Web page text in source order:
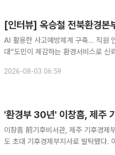
[인터뷰] 옥승철 전북환경본
AI 활용한 사고예방체계 구축… 직원
대“도민이 체감하는 환경서비스로 신뢰에 보답” “직원들이 안전한 일터에서
3일 본지와의 인터뷰에서 안전과 소
2026-08-03 06:59
'환경부 30년' 이창흠, 제주
이창흠 前기후비서관, 제주 기후경제부지사 지명 이창흠(58) 전 대통령실
도 초대 기후경제부지사로 발탁됐다.